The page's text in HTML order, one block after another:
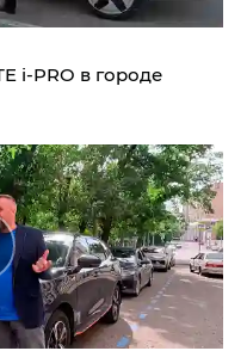
i‑PRO в городе